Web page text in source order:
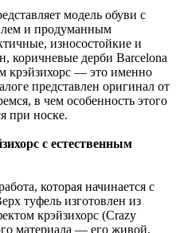
модель обуви с
и продуманным
износостойкие и
коричневые дерби Barcelona
крэйзихорс — это именно
представлен оригинал от
в чем особенность этого
при носке.
с естественным
которая начинается с
туфель изготовлен из
крэйзихорс (Crazy
материала — его живой,